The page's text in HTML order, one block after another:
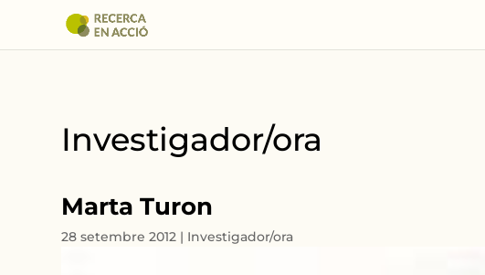
Investigador/ora
Marta Turon
28 setembre 2012 | Investigador/ora